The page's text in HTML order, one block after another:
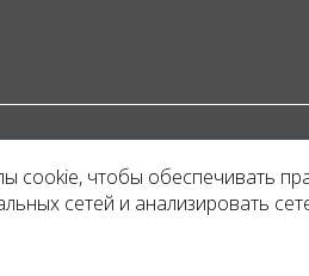
Представленная на
и не является
cookie, чтобы обеспечивать
сетей и анализировать